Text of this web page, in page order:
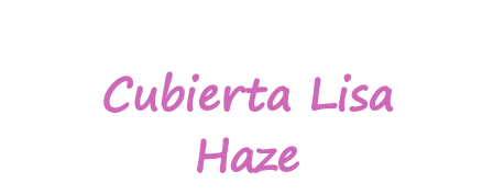
Cubierta Lisa
Haze